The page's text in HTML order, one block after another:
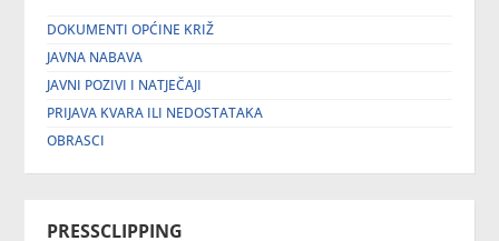
DOKUMENTI OPĆINE KRIŽ
JAVNA NABAVA
JAVNI POZIVI I NATJEČAJI
PRIJAVA KVARA ILI NEDOSTATAKA
OBRASCI
PRESSCLIPPING